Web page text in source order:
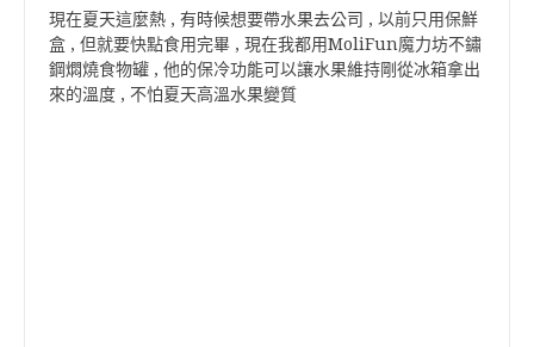
現在夏天這麼熱 , 有時候想要帶水果去公司 , 以前只用保鮮
盒 , 但就要快點食用完畢 , 現在我都用MoliFun魔力坊不鏽
鋼燜燒食物罐 , 他的保冷功能可以讓水果維持剛從冰箱拿出
來的溫度 , 不怕夏天高溫水果變質